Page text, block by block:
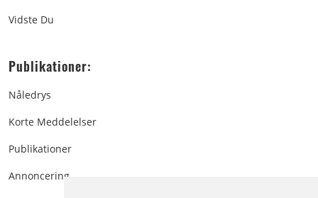
Vidste Du
Publikationer:
Nåledrys
Korte Meddelelser
Publikationer
Annoncering